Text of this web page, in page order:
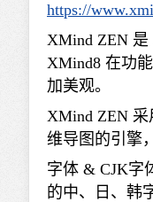
https://
XMind ZEN
XMind8 在功
加美观。
XMind ZEN 采
维导图的引擎
字体 & CJK字
的中、日、韩